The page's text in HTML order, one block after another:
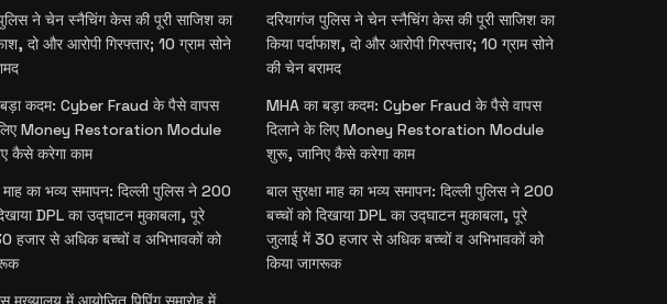
ने चेन स्नैचिंग केस की पूरी साजिश का
दो और आरोपी गिरफ्तार; 10 ग्राम सोने
कदम: Cyber Fraud के पैसे वापस
लिए Money Restoration Module
कैसे करेगा काम
माह का भव्य समापन: दिल्ली पुलिस ने 200
DPL का उद्घाटन मुकाबला, पूरे
हजार से अधिक बच्चों व अभिभावकों को
दरियागंज पुलिस ने चेन स्नैचिंग केस की पूरी साजिश का
किया पर्दाफाश, दो और आरोपी गिरफ्तार; 10 ग्राम सोने
की चेन बरामद
MHA का बड़ा कदम: Cyber Fraud के पैसे वापस
दिलाने के लिए Money Restoration Module
शुरू, जानिए कैसे करेगा काम
बाल सुरक्षा माह का भव्य समापन: दिल्ली पुलिस ने 200
बच्चों को दिखाया DPL का उद्घाटन मुकाबला, पूरे
जुलाई में 30 हजार से अधिक बच्चों व अभिभावकों को
किया जागरूक